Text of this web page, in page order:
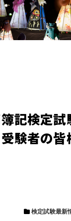
記検定
験者の皆
検定試験最新